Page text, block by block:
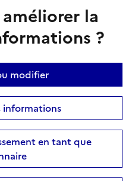
la
?
modifier
informations
en tant que